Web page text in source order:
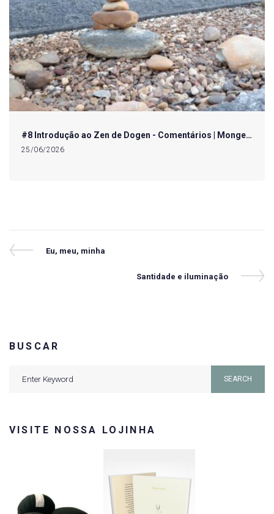
#8 Introdução ao Zen de Dogen - Comentários | Monge…
25/06/2026
Navegação
Previous
Eu, meu, minha
Next
Santidade e iluminação
BUSCAR
SEARCH
VISITE NOSSA LOJINHA